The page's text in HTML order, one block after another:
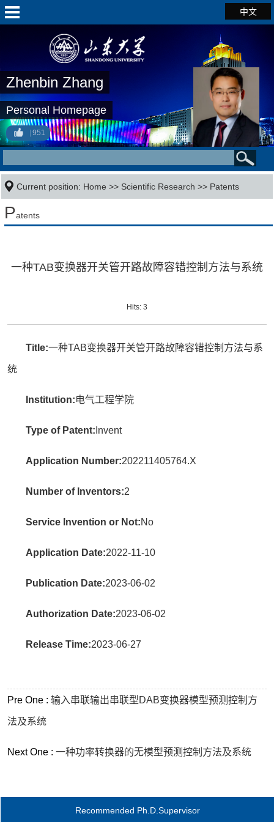
中文
Zhenbin Zhang
Personal Homepage
951
Current position: Home >> Scientific Research >> Patents
Patents
一种TAB变换器开关管开路故障容错控制方法与系统
Hits: 3
Title:一种TAB变换器开关管开路故障容错控制方法与系
统
Institution:电气工程学院
Type of Patent: Invent
Application Number:202211405764.X
Number of Inventors:2
Service Invention or Not:No
Application Date:2022-11-10
Publication Date:2023-06-02
Authorization Date:2023-06-02
Release Time:2023-06-27
Pre One :输入串联输出串联型DAB变换器模型预测控制方
法及系统
Next One :一种功率转换器的无模型预测控制方法及系统
Recommended Ph.D.Supervisor